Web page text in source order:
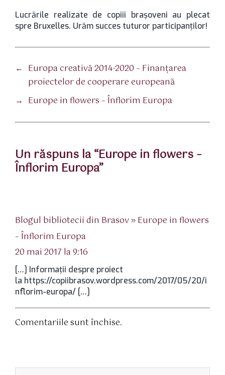
Lucrările realizate de copiii brașoveni au plecat
spre Bruxelles. Urăm succes tuturor participanților!
← Europa creativă 2014-2020 – Finanţarea
proiectelor de cooperare europeană
→ Europe in flowers – Înflorim Europa
Un răspuns la “Europe in flowers –
Înflorim Europa”
Blogul bibliotecii din Brasov » Europe in flowers
– Înflorim Europa
20 mai 2017 la 9:16
[…] Informații despre proiect
la https://copiibrasov.wordpress.com/2017/05/20/i
nflorim-europa/ […]
Comentariile sunt închise.